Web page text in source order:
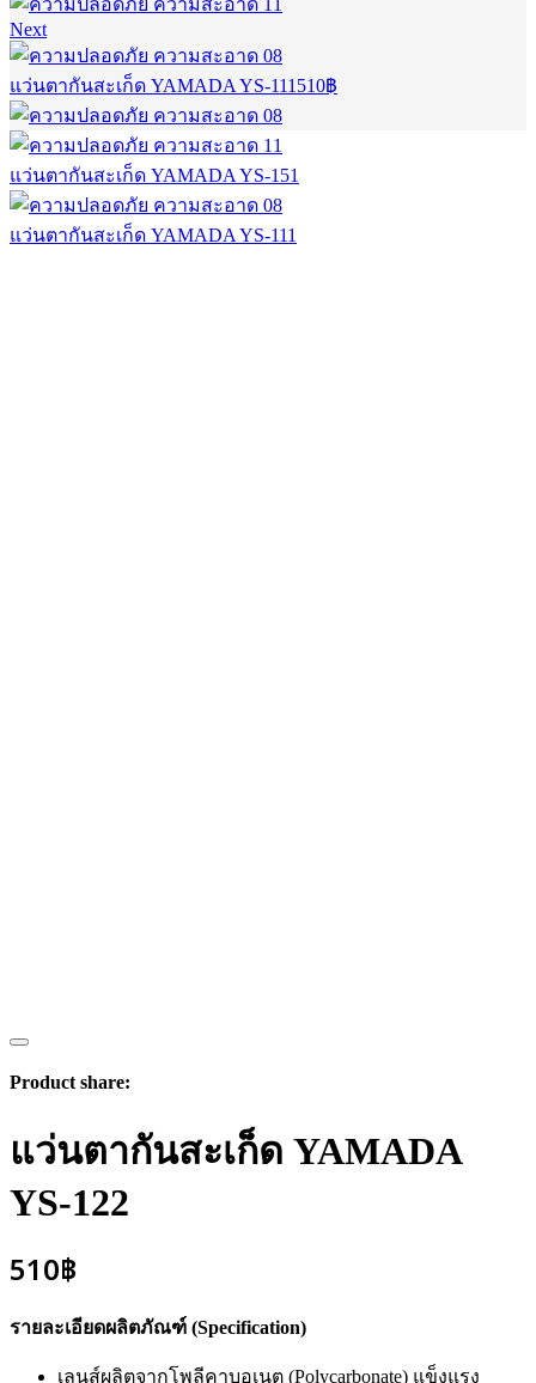
Next
แว่นตากันสะเก็ด YAMADA YS-111 510฿
แว่นตากันสะเก็ด YAMADA YS-151
แว่นตากันสะเก็ด YAMADA YS-111
Product share:
แว่นตากันสะเก็ด YAMADA
YS-122
510฿
รายละเอียดผลิตภัณฑ์ (Specification)
เลนส์ผลิตจากโพลีคาบอเนต (Polycarbonate) แข็งแรง